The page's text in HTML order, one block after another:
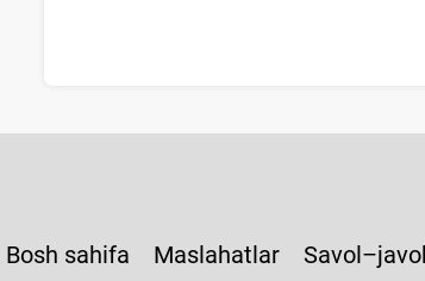
Bosh sahifa Maslahatlar